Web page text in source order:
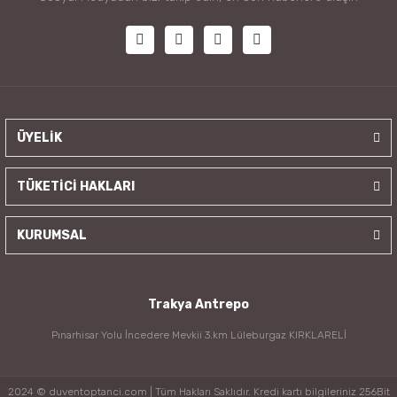
ÜYELİK
TÜKETİCİ HAKLARI
KURUMSAL
Trakya Antrepo
Pınarhisar Yolu İncedere Mevkii 3.km Lüleburgaz KIRKLARELİ
2024 © duventoptanci.com | Tüm Hakları Saklıdır. Kredi kartı bilgileriniz 256Bit